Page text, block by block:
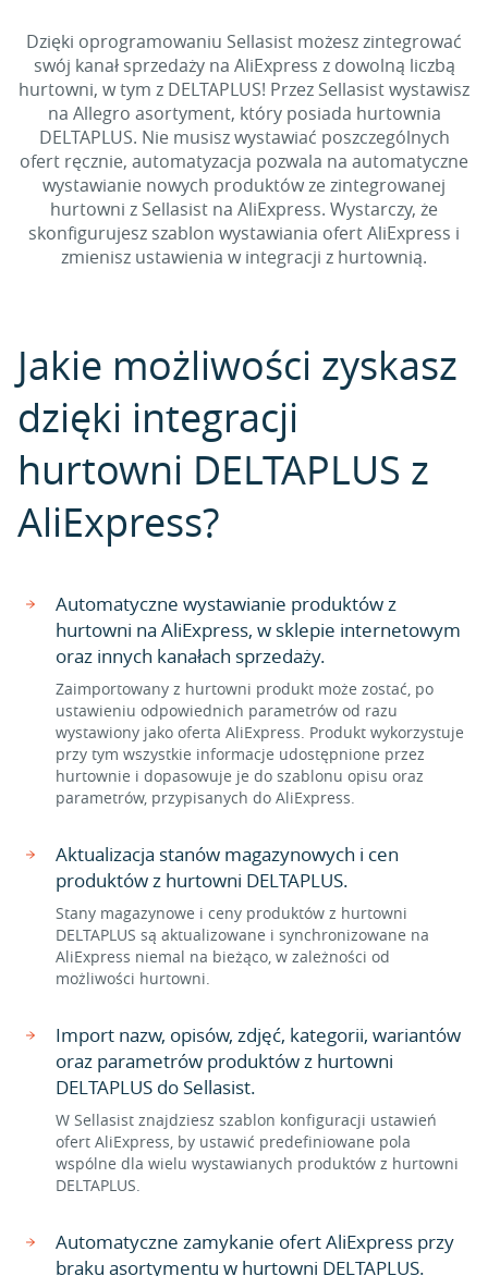
Dzięki oprogramowaniu Sellasist możesz zintegrować
swój kanał sprzedaży na AliExpress z dowolną liczbą
hurtowni, w tym z DELTAPLUS! Przez Sellasist wystawisz
na Allegro asortyment, który posiada hurtownia
DELTAPLUS. Nie musisz wystawiać poszczególnych
ofert ręcznie, automatyzacja pozwala na automatyczne
wystawianie nowych produktów ze zintegrowanej
hurtowni z Sellasist na AliExpress. Wystarczy, że
skonfigurujesz szablon wystawiania ofert AliExpress i
zmienisz ustawienia w integracji z hurtownią.
Jakie możliwości zyskasz
dzięki integracji
hurtowni DELTAPLUS z
AliExpress?
Automatyczne wystawianie produktów z
hurtowni na AliExpress, w sklepie internetowym
oraz innych kanałach sprzedaży.
Zaimportowany z hurtowni produkt może zostać, po
ustawieniu odpowiednich parametrów od razu
wystawiony jako oferta AliExpress. Produkt wykorzystuje
przy tym wszystkie informacje udostępnione przez
hurtownie i dopasowuje je do szablonu opisu oraz
parametrów, przypisanych do AliExpress.
Aktualizacja stanów magazynowych i cen
produktów z hurtowni DELTAPLUS.
Stany magazynowe i ceny produktów z hurtowni
DELTAPLUS są aktualizowane i synchronizowane na
AliExpress niemal na bieżąco, w zależności od
możliwości hurtowni.
Import nazw, opisów, zdjęć, kategorii, wariantów
oraz parametrów produktów z hurtowni
DELTAPLUS do Sellasist.
W Sellasist znajdziesz szablon konfiguracji ustawień
ofert AliExpress, by ustawić predefiniowane pola
wspólne dla wielu wystawianych produktów z hurtowni
DELTAPLUS.
Automatyczne zamykanie ofert AliExpress przy
braku asortymentu w hurtowni DELTAPLUS.